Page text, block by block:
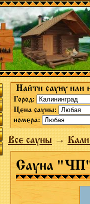
Найти сауну или
Город:
Цена сауны:
номера:
Все сауны→
Сауна